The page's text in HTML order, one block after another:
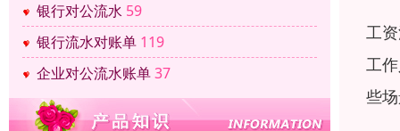
银行对公流水 59
银行流水对账单 119
企业对公流水账单37
工
工
些